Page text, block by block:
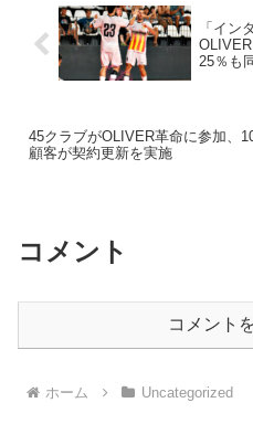
「イン
25％も
45クラブがOLIVER革命に参加、
顧客が契約更新を実施
コメント
コメント
ホーム Uncategorized